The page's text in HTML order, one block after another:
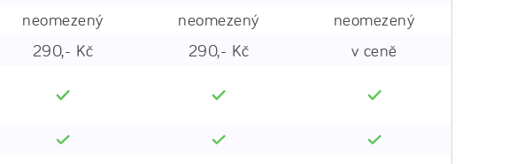
neomezený neomezený
neomezený
290,- Kč 290,- Kč
v ceně